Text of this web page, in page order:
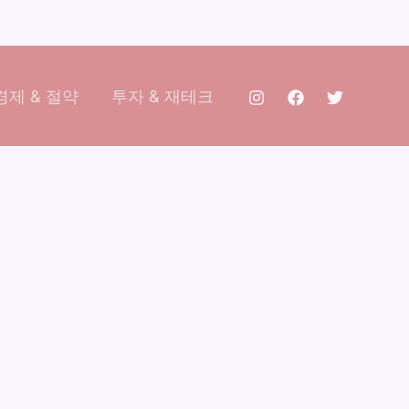
제 & 절약 투자 & 재테크